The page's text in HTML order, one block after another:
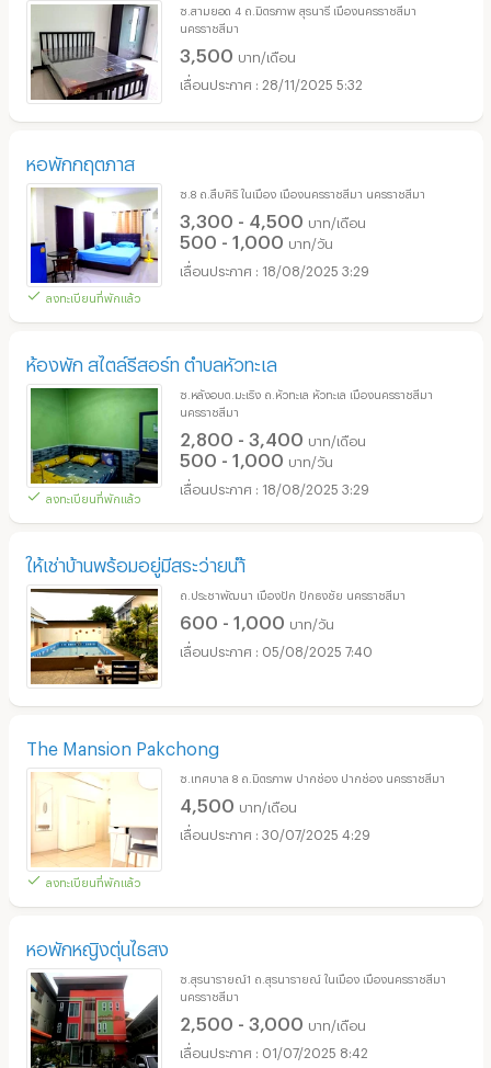
ซ.สามยอด 4 ถ.มิตรภาพ สุรนารี เมืองนครราชสีมา
นครราชสีมา
3,500 บาท/เดือน
28/11/2025 5:32
หอพักกฤตภาส
ลงทะเบียนที่พักแล้ว
ซ.8 ถ.สืบศิริ ในเมือง เมืองนครราชสีมา นครราชสีมา
3,300 - 4,500 บาท/เดือน
500 - 1,000 บาท/วัน
18/08/2025 3:29
ห้องพัก สไตล์รีสอร์ท ตำบลหัวทะเล
ลงทะเบียนที่พักแล้ว
ซ.หลังอบต.มะเริง ถ.หัวทะเล หัวทะเล เมืองนครราชสีมา
นครราชสีมา
2,800 - 3,400 บาท/เดือน
500 - 1,000 บาท/วัน
18/08/2025 3:29
ให้เช่าบ้านพร้อมอยู่มีสระว่ายนำ้
ถ.ประชาพัฒนา เมืองปัก ปักธงชัย นครราชสีมา
600 - 1,000 บาท/วัน
05/08/2025 7:40
The Mansion Pakchong
ลงทะเบียนที่พักแล้ว
ซ.เทศบาล 8 ถ.มิตรภาพ ปากช่อง ปากช่อง นครราชสีมา
4,500 บาท/เดือน
30/07/2025 4:29
หอพักหญิงตุ่นไธสง
ซ.สุรนารายณ์1 ถ.สุรนารายณ์ ในเมือง เมืองนครราชสีมา
นครราชสีมา
2,500 - 3,000 บาท/เดือน
01/07/2025 8:42